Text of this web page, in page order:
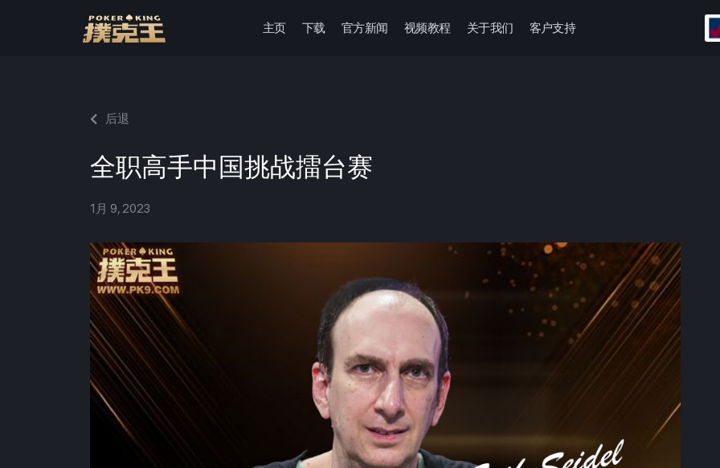
主页 下载 官方新闻 视频教程 关于我们 客户支持
后退
全职高手中国挑战擂台赛
1月 9, 2023